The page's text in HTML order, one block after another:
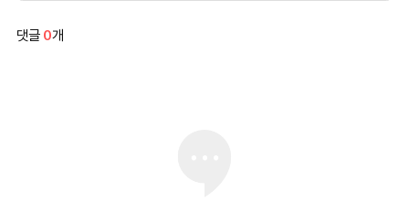
댓글 0개